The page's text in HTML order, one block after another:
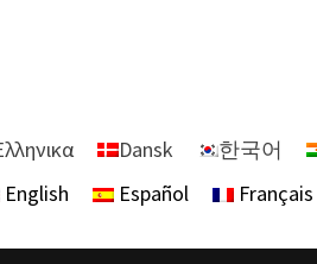
Dansk 한국어
English Español Français